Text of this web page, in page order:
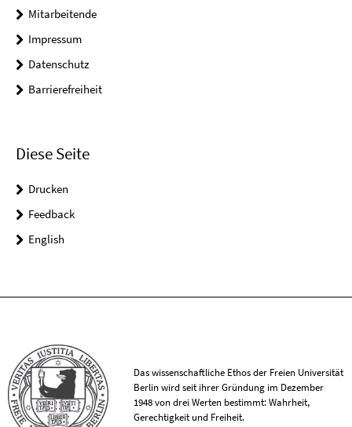
Mitarbeitende
Impressum
Datenschutz
Barrierefreiheit
Diese Seite
Drucken
Feedback
English
Das wissenschaftliche Ethos der Freien Universität
Berlin wird seit ihrer Gründung im Dezember
1948 von drei Werten bestimmt: Wahrheit,
Gerechtigkeit und Freiheit.